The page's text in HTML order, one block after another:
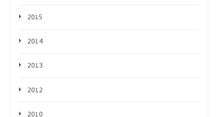
2015
2014
2013
2012